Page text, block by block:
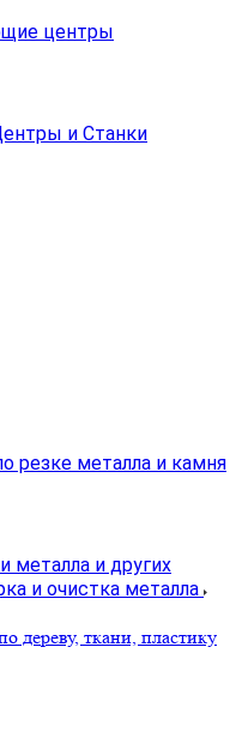
центры
и Станки
резке металла и камня
металла и других
и очистка металла
дереву, ткани, пластику